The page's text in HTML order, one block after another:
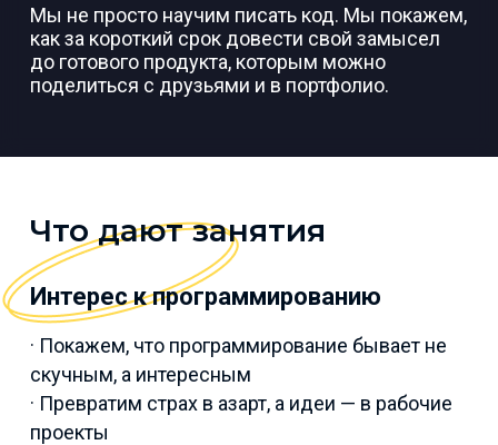
Мы не просто научим писать код. Мы покажем,
как за короткий срок довести свой замысел
до готового продукта, которым можно
поделиться с друзьями и в портфолио.
Что дают занятия
Интерес к программированию
· Покажем, что программирование бывает не
скучным, а интересным
· Превратим страх в азарт, а идеи — в рабочие
проекты